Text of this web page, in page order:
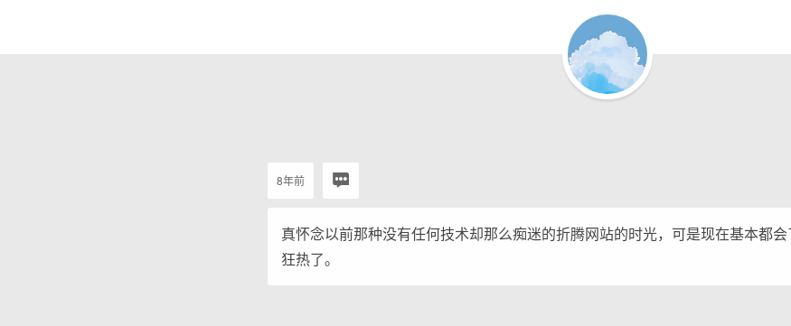
8年前
真怀念以前那种没有任何技术却那么痴迷的折腾网站的时光，可是现在基本都
狂热了。